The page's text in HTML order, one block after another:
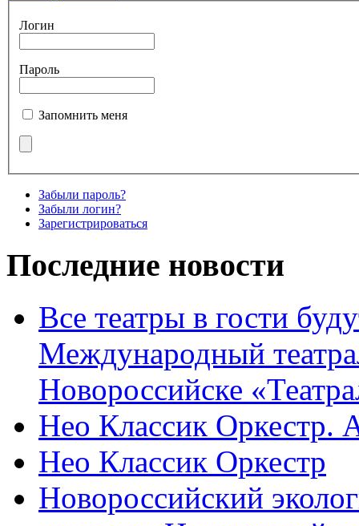
Логин
Пароль
Запомнить меня
Забыли пароль?
Забыли логин?
Зарегистрироваться
Последние новости
Все театры в гости
Международный
Новороссийске
Нео Классик Оркестр.
Нео Классик Оркестр
Новороссийский